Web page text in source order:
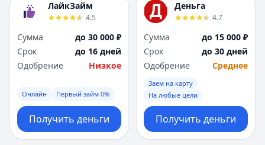
ЛайкЗайм
4.5
Сумма
до 30 000 ₽
Срок
до 16 дней
Одобрение
Низкое
Онлайн Первый займ 0%
Получить деньги
Деньга
4.7
Сумма
до 15 000 ₽
Срок
до 30 дней
Одобрение
Среднее
Заем на карту
На любые цели
Получить деньги